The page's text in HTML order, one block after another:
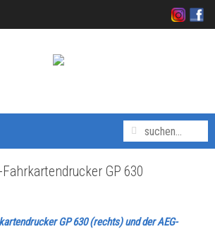
Fahrkartendrucker GP 630
GP 630 (rechts) und der AEG-